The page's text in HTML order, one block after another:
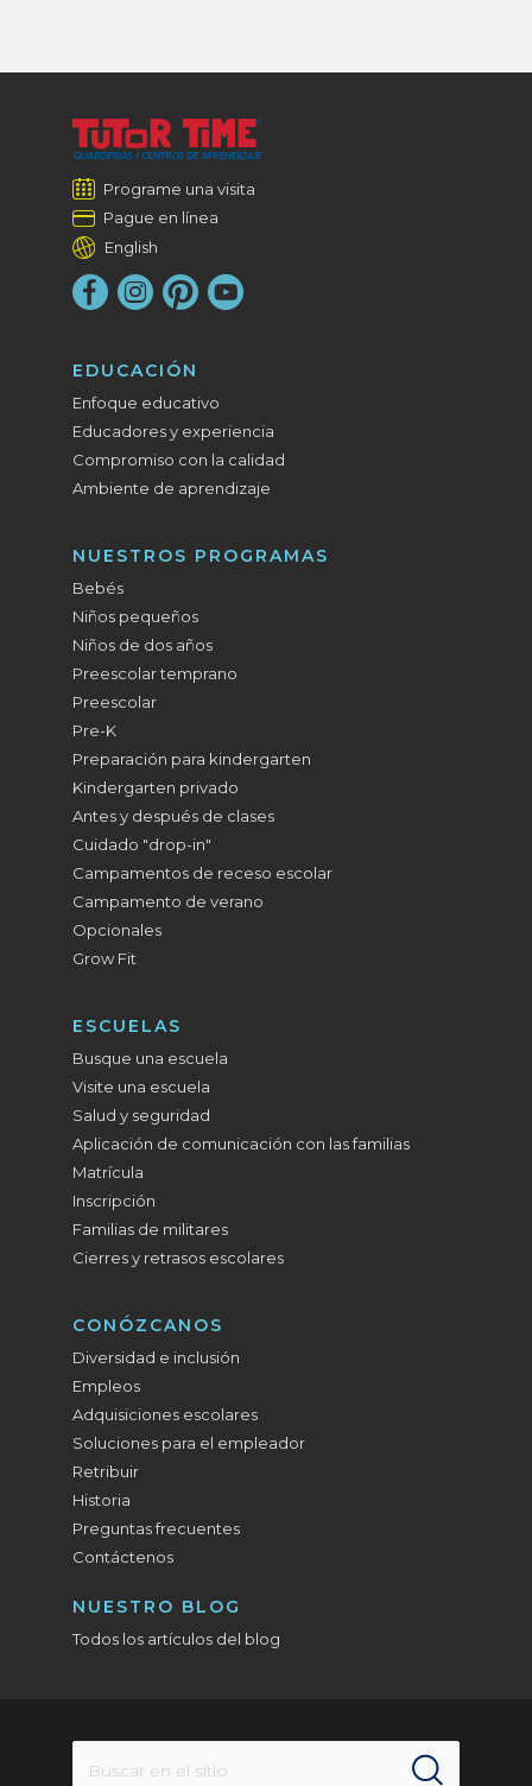
Programe una visita
Pague en línea
English
EDUCACIÓN
Enfoque educativo
Educadores y experiencia
Compromiso con la calidad
Ambiente de aprendizaje
NUESTROS PROGRAMAS
Bebés
Niños pequeños
Niños de dos años
Preescolar temprano
Preescolar
Pre-K
Preparación para kindergarten
Kindergarten privado
Antes y después de clases
Cuidado "drop-in"
Campamentos de receso escolar
Campamento de verano
Opcionales
Grow Fit
ESCUELAS
Busque una escuela
Visite una escuela
Salud y seguridad
Aplicación de comunicación con las familias
Matrícula
Inscripción
Familias de militares
Cierres y retrasos escolares
CONÓZCANOS
Diversidad e inclusión
Empleos
Adquisiciones escolares
Soluciones para el empleador
Retribuir
Historia
Preguntas frecuentes
Contáctenos
NUESTRO BLOG
Todos los artículos del blog